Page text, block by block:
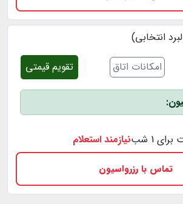
انتخابی)
امکانات اتاق تقویم قیمتی
1 شب نیازمند استعلام
تماس با رزرواسیون